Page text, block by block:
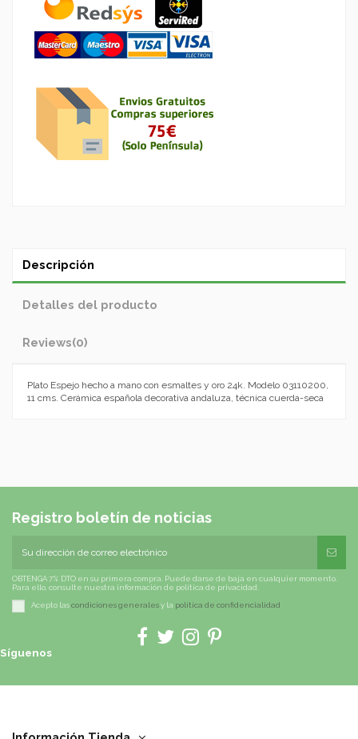
Descripción
Detalles del producto
Reviews(0)
Plato Espejo hecho a mano con esmaltes y oro 24k. Modelo 03110200,
11 cms. Cerámica española decorativa andaluza, técnica cuerda-seca
Registro boletín de noticias
OBTENGA 7% DTO en su primera compra. Puede darse de baja en cualquier momento.
Para ello, consulte nuestra información de política de privacidad.
Acepto lascondiciones generalesy la política de confidencialidad
Síguenos